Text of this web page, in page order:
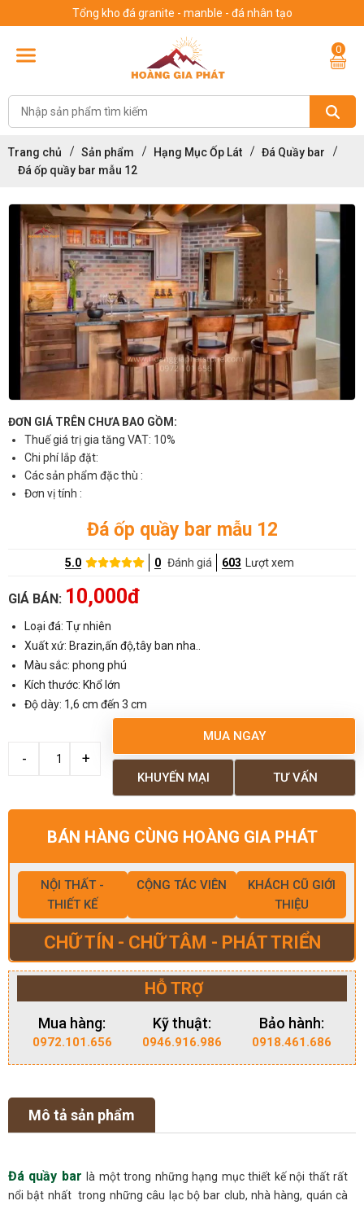
Tổng kho đá granite - manble - đá nhân tạo
0
Trang chủ Sản phẩm Hạng Mục Ốp Lát
Đá Quầy bar
Đá ốp quầy bar mẫu 12
ĐƠN GIÁ TRÊN CHƯA BAO GỒM:
Thuế giá trị gia tăng VAT: 10%
Chi phí lắp đặt:
Các sản phẩm đặc thù :
Đơn vị tính :
Đá ốp quầy bar mẫu 12
5.0 0 Đánh giá 603 Lượt xem
GIÁ BÁN: 10,000đ
Loại đá: Tự nhiên
Xuất xứ: Brazin,ấn độ,tây ban nha..
Màu sắc: phong phú
Kích thước: Khổ lớn
Độ dày: 1,6 cm đến 3 cm
MUA NGAY
TƯ VẤN
KHUYẾN MẠI
BÁN HÀNG CÙNG HOÀNG GIA PHÁT
NỘI THẤT -
THIẾT KẾ
CỘNG TÁC VIÊN
KHÁCH CŨ GIỚI
THIỆU
CHỮ TÍN - CHỮ TÂM - PHÁT TRIỂN
HỖ TRỢ
Mua hàng:
0972.101.656
Kỹ thuật:
0946.916.986
Bảo hành:
0918.461.686
Mô tả sản phẩm
Đá quầy barlà một trong những hạng mục thiết kế nội thất rất
nổi bật nhất trong những câu lạc bộ bar club, nhà hàng, quán cà